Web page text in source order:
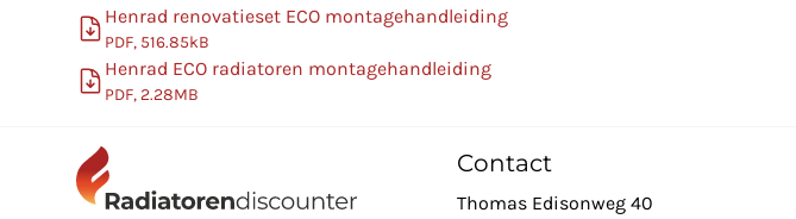
Henrad renovatieset ECO montagehandleiding
PDF, 516.85kB
Henrad ECO radiatoren montagehandleiding
PDF, 2.28MB
Contact
Thomas Edisonweg 40